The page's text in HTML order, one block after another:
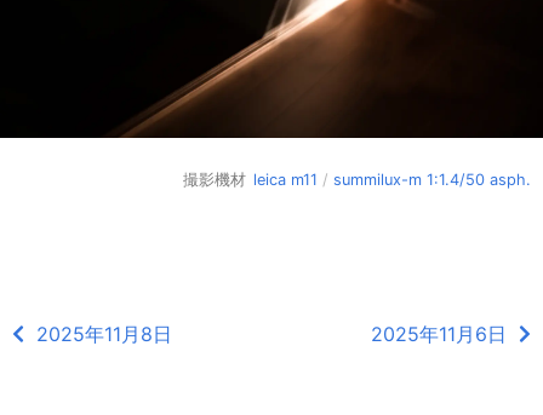
撮影機材 leica m11 / summilux-m 1:1.4/50 asph.
2025年11月8日 2025年11月6日